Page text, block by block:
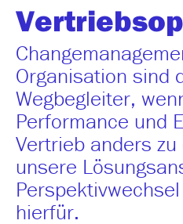
Organisation sind
Wegbegleiter,
Performance und
Vertrieb anders
unsere
hierfür.